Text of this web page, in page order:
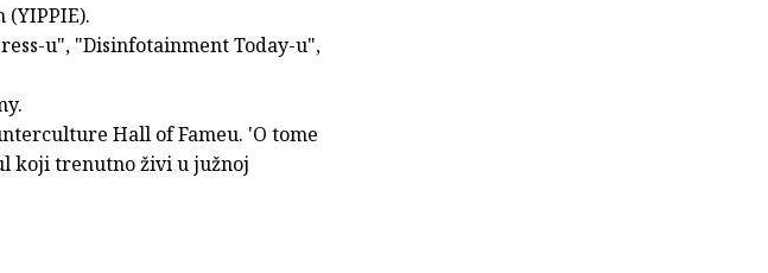
u", "Disinfotainment Today-u",
Hall of Fameu. 'O tome
koji trenutno živi u južnoj